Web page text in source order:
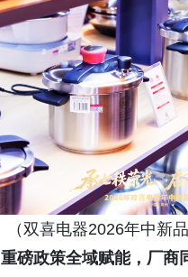
（双喜电器2026年中新
重磅政策全域赋能，厂商